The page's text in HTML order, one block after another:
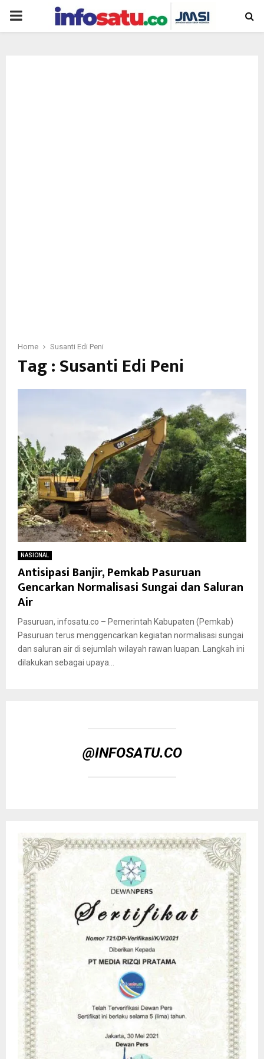
PRIMARY
Home Susanti Edi Peni
Tag : Susanti Edi Peni
NASIONAL
Antisipasi Banjir, Pemkab Pasuruan
Gencarkan Normalisasi Sungai dan Saluran
Air
Pasuruan, infosatu.co – Pemerintah Kabupaten (Pemkab)
Pasuruan terus menggencarkan kegiatan normalisasi sungai
dan saluran air di sejumlah wilayah rawan luapan. Langkah ini
dilakukan sebagai upaya...
@INFOSATU.CO